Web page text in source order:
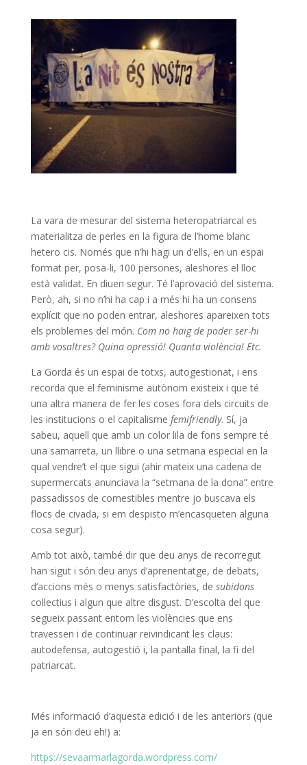
La vara de mesurar del sistema heteropatriarcal es
materialitza de perles en la figura de l’home blanc
hetero cis. Només que n’hi hagi un d’ells, en un espai
format per, posa-li, 100 persones, aleshores el lloc
està validat. En diuen segur. Té l’aprovació del sistema.
Però, ah, si no n’hi ha cap i a més hi ha un consens
explícit que no poden entrar, aleshores apareixen tots
els problemes del món. Com no haig de poder ser-hi
amb vosaltres? Quina opressió! Quanta violència! Etc.
La Gorda és un espai de totxs, autogestionat, i ens
recorda que el feminisme autònom existeix i que té
una altra manera de fer les coses fora dels circuits de
les institucions o el capitalisme femifriendly. Sí, ja
sabeu, aquell que amb un color lila de fons sempre té
una samarreta, un llibre o una setmana especial en la
qual vendre’t el que sigui (ahir mateix una cadena de
supermercats anunciava la “setmana de la dona” entre
passadissos de comestibles mentre jo buscava els
flocs de civada, si em despisto m’encasqueten alguna
cosa segur).
Amb tot això, també dir que deu anys de recorregut
han sigut i són deu anys d’aprenentatge, de debats,
d’accions més o menys satisfactòries, de subidons
col·lectius i algun que altre disgust. D’escolta del que
segueix passant entorn les violències que ens
travessen i de continuar reivindicant les claus:
autodefensa, autogestió i, la pantalla final, la fi del
patriarcat.
Més informació d’aquesta edició i de les anteriors (que
ja en són deu eh!) a:
https://sevaarmarlagorda.wordpress.com/